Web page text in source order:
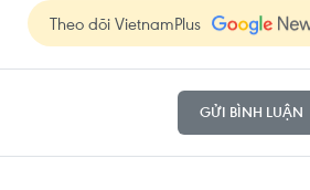
Theo dõi VietnamPlus
GỬI BÌNH LUẬN